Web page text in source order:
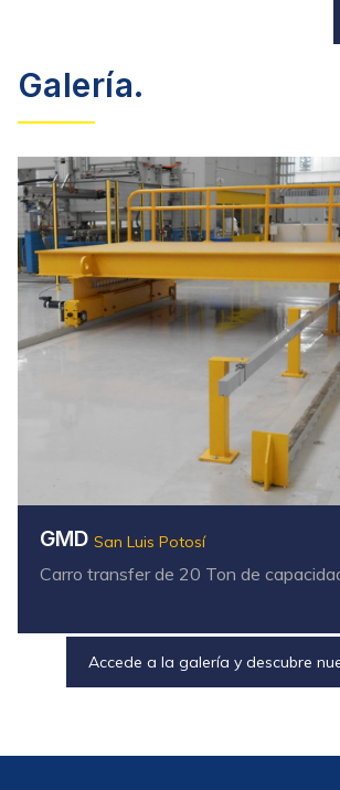
Galería.
GMD San Luis Potosí
Carro transfer de 20 Ton de
Accede a la galería y descubre